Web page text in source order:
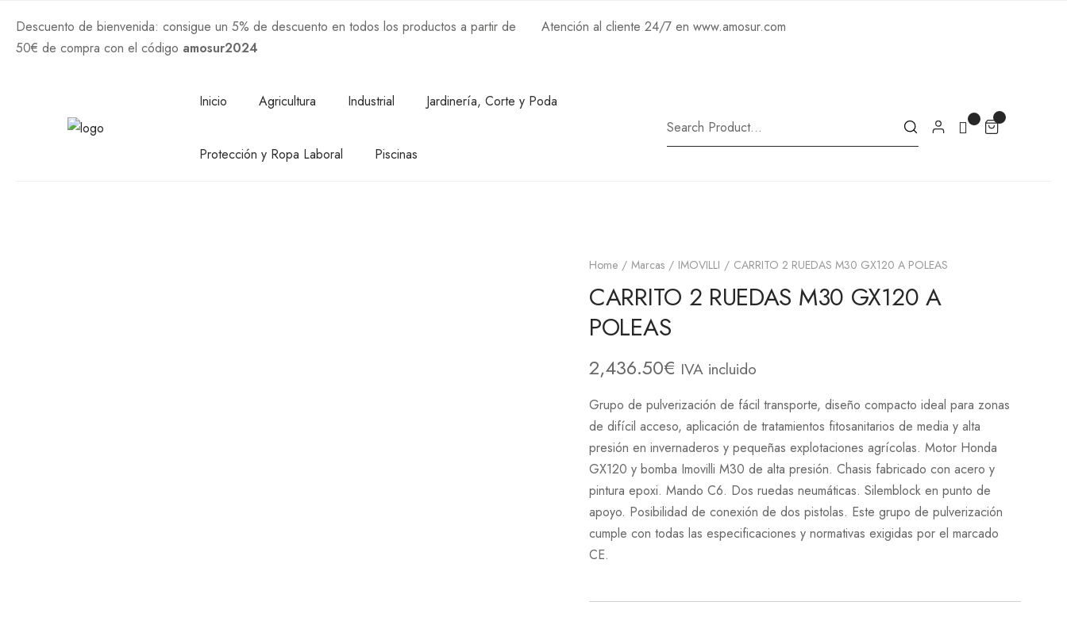
Descuento de bienvenida: consigue un 5% de descuento en todos los productos a partir de
50€ de compra con el código amosur2024
Atención al cliente 24/7 en www.amosur.com
Inicio Agricultura Industrial Jardinería, Corte y Poda
Protección y Ropa Laboral Piscinas
Home Marcas IMOVILLI CARRITO 2 RUEDAS M30 GX120 A POLEAS
CARRITO 2 RUEDAS M30 GX120 A
POLEAS
2,436.50€ IVA incluido
Grupo de pulverización de fácil transporte, diseño compacto ideal para zonas
de difícil acceso, aplicación de tratamientos fitosanitarios de media y alta
presión en invernaderos y pequeñas explotaciones agrícolas. Motor Honda
GX120 y bomba Imovilli M30 de alta presión. Chasis fabricado con acero y
pintura epoxi. Mando C6. Dos ruedas neumáticas. Silemblock en punto de
apoyo. Posibilidad de conexión de dos pistolas. Este grupo de pulverización
cumple con todas las especificaciones y normativas exigidas por el marcado
CE.